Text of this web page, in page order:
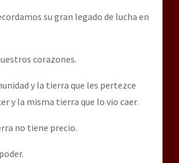
su gran legado de lucha en
corazones.
y la tierra que les pertezce
y la misma tierra que lo vio caer.
no tiene precio.